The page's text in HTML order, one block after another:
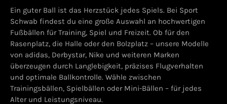
Ein guter Ball ist das Herzstück jedes Spiels. Bei Sport
Schwab findest du eine große Auswahl an hochwertigen
Fußbällen für Training, Spiel und Freizeit. Ob für den
Rasenplatz, die Halle oder den Bolzplatz – unsere Modelle
von adidas, Derbystar, Nike und weiteren Marken
überzeugen durch Langlebigkeit, präzises Flugverhalten
und optimale Ballkontrolle. Wähle zwischen
Trainingsbällen, Spielbällen oder Mini-Bällen – für jedes
Alter und Leistungsniveau.